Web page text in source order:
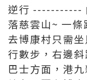
逆行 -----------
落慈雲山~ 一條
去博康村只需
行數步，右邊
巴士方面，港